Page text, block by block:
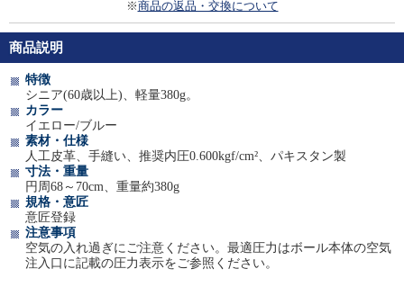
※商品の返品・交換について
商品説明
特徴
シニア(60歳以上)、軽量380g。
カラー
イエロー/ブルー
素材・仕様
人工皮革、手縫い、推奨内圧0.600kgf/cm²、パキスタン製
寸法・重量
円周68～70cm、重量約380g
規格・意匠
意匠登録
注意事項
空気の入れ過ぎにご注意ください。最適圧力はボール本体の空気
注入口に記載の圧力表示をご参照ください。